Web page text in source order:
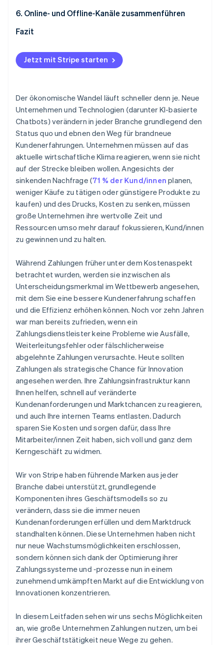
Lebensmitteln
nächsten Generation
Slack setzt zur Automatisierung von Buchhaltungs-
Amazon vereinfacht grenzüberschreitende
Monaten in 17 neue Länder
6. Online- und Offline-Kanäle zusammenführen
Stripe baut die Partnerschaft mit Wix aus, um
Unternehmen anzubieten
Shopify setzt auf Tap to Pay auf dem iPhone für
Fazit
Jetzt mit Stripe starten
Der ökonomische Wandel läuft schneller denn je. Neue
Unternehmen und Technologien (darunter KI-basierte
Chatbots) verändern in jeder Branche grundlegend den
Status quo und ebnen den Weg für brandneue
Kundenerfahrungen. Unternehmen müssen auf das
aktuelle wirtschaftliche Klima reagieren, wenn sie nicht
auf der Strecke bleiben wollen. Angesichts der
sinkenden Nachfrage (71 % der Kund/innen planen,
weniger Käufe zu tätigen oder günstigere Produkte zu
kaufen) und des Drucks, Kosten zu senken, müssen
große Unternehmen ihre wertvolle Zeit und
Ressourcen umso mehr darauf fokussieren, Kund/innen
zu gewinnen und zu halten.
Während Zahlungen früher unter dem Kostenaspekt
betrachtet wurden, werden sie inzwischen als
Unterscheidungsmerkmal im Wettbewerb angesehen,
mit dem Sie eine bessere Kundenerfahrung schaffen
und die Effizienz erhöhen können. Noch vor zehn Jahren
war man bereits zufrieden, wenn ein
Zahlungsdienstleister keine Probleme wie Ausfälle,
Weiterleitungsfehler oder fälschlicherweise
abgelehnte Zahlungen verursachte. Heute sollten
Zahlungen als strategische Chance für Innovation
angesehen werden. Ihre Zahlungsinfrastruktur kann
Ihnen helfen, schnell auf veränderte
Kundenanforderungen und Marktchancen zu reagieren,
und auch Ihre internen Teams entlasten. Dadurch
sparen Sie Kosten und sorgen dafür, dass Ihre
Mitarbeiter/innen Zeit haben, sich voll und ganz dem
Kerngeschäft zu widmen.
Wir von Stripe haben führende Marken aus jeder
Branche dabei unterstützt, grundlegende
Komponenten ihres Geschäftsmodells so zu
verändern, dass sie die immer neuen
Kundenanforderungen erfüllen und dem Marktdruck
standhalten können. Diese Unternehmen haben nicht
nur neue Wachstumsmöglichkeiten erschlossen,
sondern können sich dank der Optimierung ihrer
Zahlungssysteme und -prozesse nun in einem
zunehmend umkämpften Markt auf die Entwicklung von
Innovationen konzentrieren.
In diesem Leitfaden sehen wir uns sechs Möglichkeiten
an, wie große Unternehmen Zahlungen nutzen, um bei
ihrer Geschäftstätigkeit neue Wege zu gehen.